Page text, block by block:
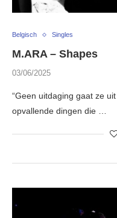
Belgisch Singles
M.ARA – Shapes
03/06/2025
“Geen uitdaging gaat ze
opvallende dingen die …